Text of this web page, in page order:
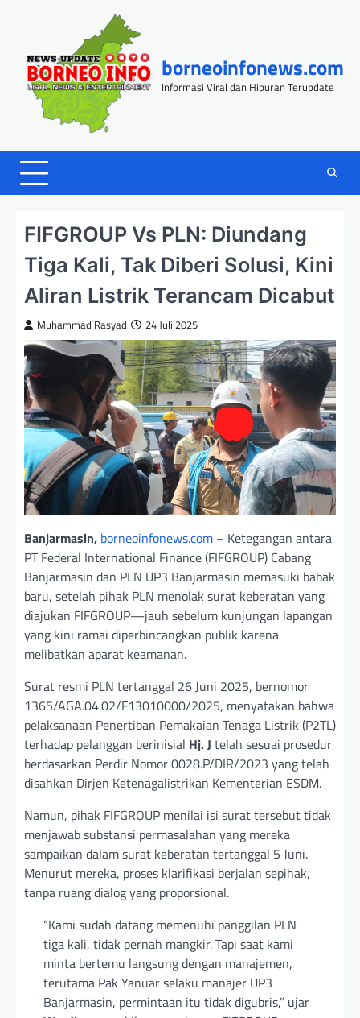
borneoinfonews.com
Informasi Viral dan Hiburan Terupdate
FIFGROUP Vs PLN: Diundang
Tiga Kali, Tak Diberi Solusi, Kini
Aliran Listrik Terancam Dicabut
Muhammad Rasyad 24 Juli 2025
Banjarmasin, borneoinfonews.com – Ketegangan antara
PT Federal International Finance (FIFGROUP) Cabang
Banjarmasin dan PLN UP3 Banjarmasin memasuki babak
baru, setelah pihak PLN menolak surat keberatan yang
diajukan FIFGROUP—jauh sebelum kunjungan lapangan
yang kini ramai diperbincangkan publik karena
melibatkan aparat keamanan.
Surat resmi PLN tertanggal 26 Juni 2025, bernomor
1365/AGA.04.02/F13010000/2025, menyatakan bahwa
pelaksanaan Penertiban Pemakaian Tenaga Listrik (P2TL)
terhadap pelanggan berinisial Hj. J telah sesuai prosedur
berdasarkan Perdir Nomor 0028.P/DIR/2023 yang telah
disahkan Dirjen Ketenagalistrikan Kementerian ESDM.
Namun, pihak FIFGROUP menilai isi surat tersebut tidak
menjawab substansi permasalahan yang mereka
sampaikan dalam surat keberatan tertanggal 5 Juni.
Menurut mereka, proses klarifikasi berjalan sepihak,
tanpa ruang dialog yang proporsional.
“Kami sudah datang memenuhi panggilan PLN
tiga kali, tidak pernah mangkir. Tapi saat kami
minta bertemu langsung dengan manajemen,
terutama Pak Yanuar selaku manajer UP3
Banjarmasin, permintaan itu tidak digubris,” ujar